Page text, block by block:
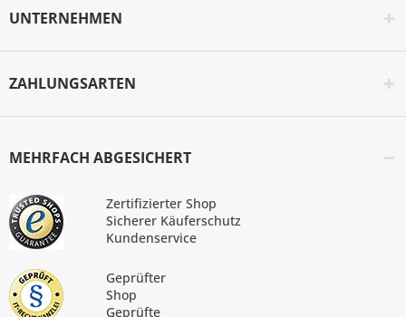
UNTERNEHMEN
ZAHLUNGSARTEN
MEHRFACH ABGESICHERT
Zertifizierter Shop
Sicherer Käuferschutz
Kundenservice
Geprüfter
Shop
Geprüfte